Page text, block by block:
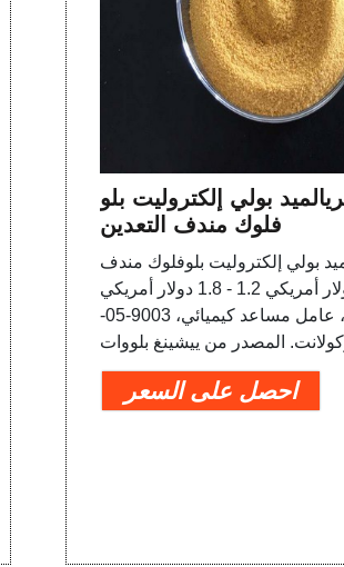
بولي إلكتروليت بلو
فلوك مندف التعدين
بولي إلكتروليت بلوفلوك مندف
التعدين، دولار أمريكي 1.2 - 1.8 دولار أمريكي
/ كيلوغرام، عامل مساعد كيميائي، 9003-05-
احصل على السعر